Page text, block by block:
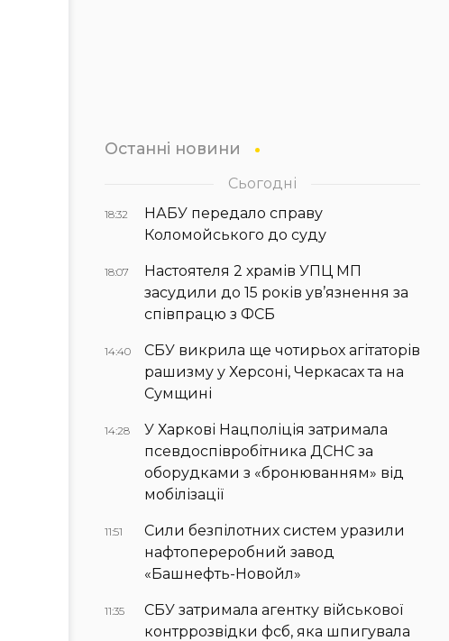
Останні новини
Сьогодні
18:32
НАБУ передало справу
Коломойського до суду
18:07
Настоятеля 2 храмів УПЦ МП
засудили до 15 років ув’язнення за
співпрацю з ФСБ
14:40
СБУ викрила ще чотирьох агітаторів
рашизму у Херсоні, Черкасах та на
Сумщині
14:28
У Харкові Нацполіція затримала
псевдоспівробітника ДСНС за
оборудками з «бронюванням» від
мобілізації
11:51
Сили безпілотних систем уразили
нафтопереробний завод
«Башнефть-Новойл»
11:35
СБУ затримала агентку військової
контррозвідки фсб, яка шпигувала